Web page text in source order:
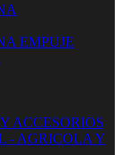
EMPUJE
ACCESORIOS
- AGRICOLA Y